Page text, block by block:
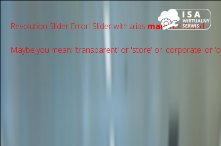
Revolution Slider Error: Slider with alias mainnot found.
Maybe you mean: 'transparent' or 'store' or 'сorporate' or